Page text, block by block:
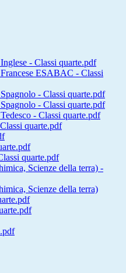
- Classi quarte.pdf
ESABAC - Classi
- Classi quarte.pdf
- Classi quarte.pdf
- Classi quarte.pdf
quarte.pdf
quarte.pdf
Scienze della terra) -
Scienze della terra)